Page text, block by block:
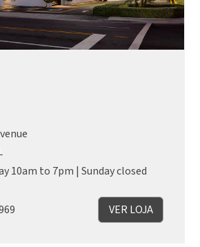
10am to 7pm | Sunday closed
VER LOJA